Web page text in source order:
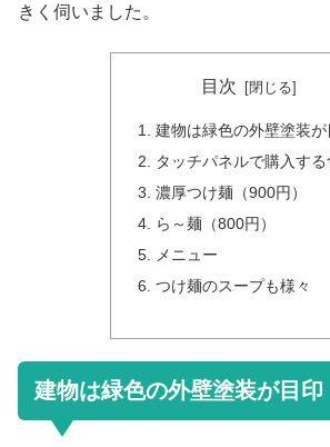
きく伺いました。
目次
建物は緑色の外壁塗装が
タッチパネルで購入する
濃厚つけ麺（900円）
ら～麺（800円）
メニュー
つけ麺のスープも様々
建物は緑色の外壁塗装が目印